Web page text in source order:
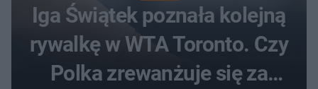
Iga Świątek poznała kolejną
rywalkę w WTA Toronto. Czy
Polka zrewanżuje się za